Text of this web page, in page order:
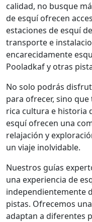
calidad, no busque
de esquí ofrecen
estaciones de esquí
transporte e
encarecidamente
Pooladkaf y otras
No solo podrás
para ofrecer, sino
rica cultura e historia
esquí ofrecen una
relajación y
un viaje inolvidable.
Nuestros guías
una experiencia de
independientemente
pistas. Ofrecemos
adaptan a diferentes